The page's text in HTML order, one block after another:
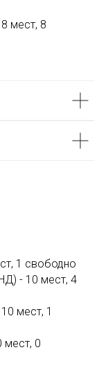
мест, 8
1 свободно
- 10 мест, 4
мест, 1
0